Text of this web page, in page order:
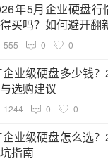
特尔(190)
硬盘质量
硬盘推荐(188)
验证(187)
西部数据
年5月企业硬盘行
买吗？如何避开翻
555 0 0
业级硬盘多少钱
选购建议
1244 0 0
业级硬盘怎么选
指南